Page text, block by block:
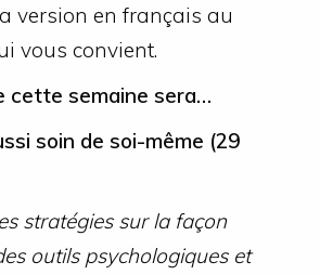
version en français au
vous convient.
cette semaine sera…
soin de soi-même (29
stratégies sur la façon
outils psychologiques et